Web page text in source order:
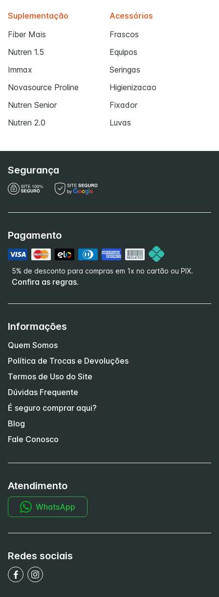
Suplementação
Fiber Mais
Nutren 1.5
Immax
Novasource Proline
Nutren Senior
Nutren 2.0
Acessórios
Frascos
Equipos
Seringas
Higienizacao
Fixador
Luvas
Segurança
Pagamento
5% de desconto para compras em 1x no cartão ou PIX.
Confira as regras.
Informações
Quem Somos
Política de Trocas e Devoluções
Termos de Uso do Site
Dúvidas Frequente
É seguro comprar aqui?
Blog
Fale Conosco
Atendimento
WhatsApp
Redes sociais